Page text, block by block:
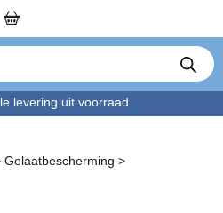
Cart
levering uit voorraad
Gelaatbescherming >